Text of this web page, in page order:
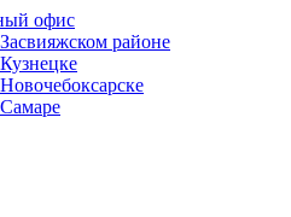
офис
районе